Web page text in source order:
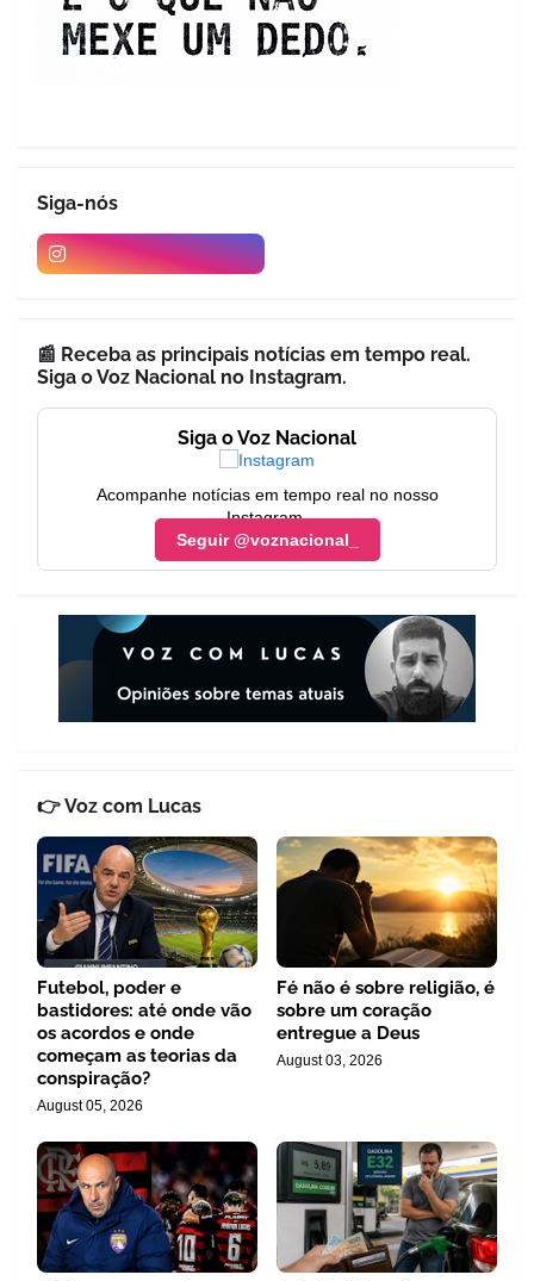
Siga-nós
📰 Receba as principais notícias em tempo real.
Siga o Voz Nacional no Instagram.
Siga o Voz Nacional
Acompanhe notícias em tempo real no nosso
Instagram.
Seguir @voznacional_
👉 Voz com Lucas
Futebol, poder e
bastidores: até onde vão
os acordos e onde
começam as teorias da
conspiração?
August 05, 2026
Fé não é sobre religião, é
sobre um coração
entregue a Deus
August 03, 2026